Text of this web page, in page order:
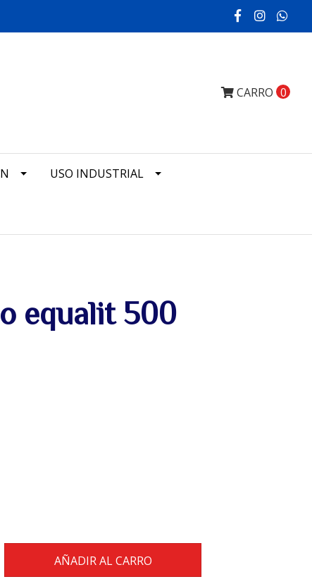
CARRO 0
USO INDUSTRIAL
equalit 500